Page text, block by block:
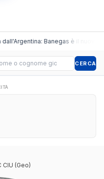
Banegas è il nuovo
giocatore CERCA
CIU (Geo)